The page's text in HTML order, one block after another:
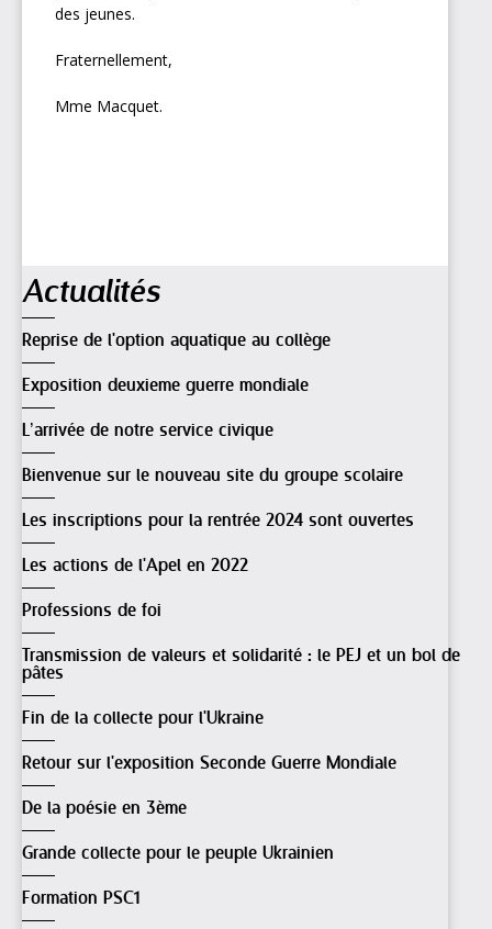
des jeunes.
Fraternellement,
Mme Macquet.
Actualités
Reprise de l'option aquatique au collège
Exposition deuxieme guerre mondiale
L’arrivée de notre service civique
Bienvenue sur le nouveau site du groupe scolaire
Les inscriptions pour la rentrée 2024 sont ouvertes
Les actions de l'Apel en 2022
Professions de foi
Transmission de valeurs et solidarité : le PEJ et un bol de
pâtes
Fin de la collecte pour l'Ukraine
Retour sur l'exposition Seconde Guerre Mondiale
De la poésie en 3ème
Grande collecte pour le peuple Ukrainien
Formation PSC1